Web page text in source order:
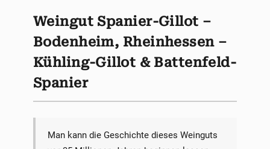
Weingut Spanier-Gillot –
Bodenheim, Rheinhessen –
Kühling-Gillot & Battenfeld-
Spanier
Man kann die Geschichte dieses Weinguts